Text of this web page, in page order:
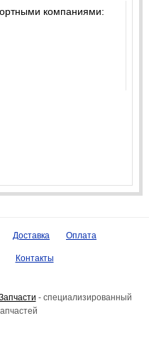
компаниями:
Доставка Оплата
Контакты
- специализированный